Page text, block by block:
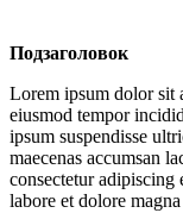
Подзаголовок
Lorem ipsum dolor sit
eiusmod tempor
ipsum suspendisse
maecenas accumsan
consectetur
labore et dolore